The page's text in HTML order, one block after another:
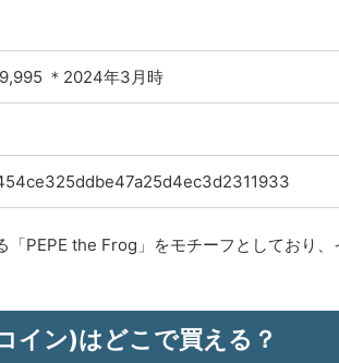
＊2024年3月時
PEPE the Frog」をモチーフとしており
イン)はどこで買える？